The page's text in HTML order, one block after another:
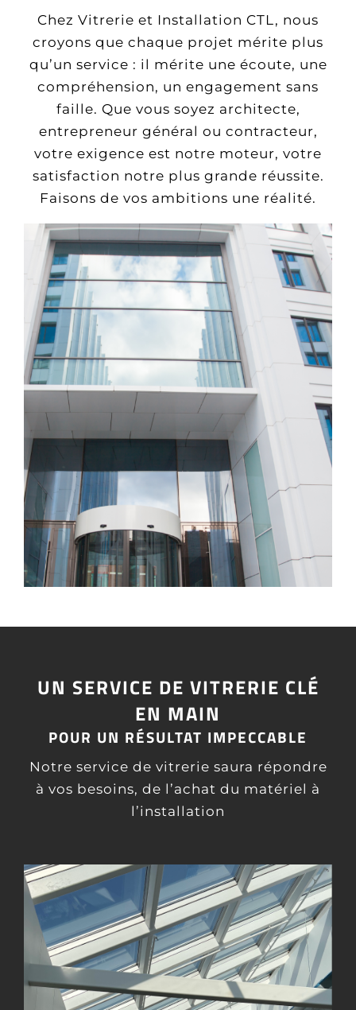
Chez Vitrerie et Installation CTL, nous
croyons que chaque projet mérite plus
qu’un service : il mérite une écoute, une
compréhension, un engagement sans
faille. Que vous soyez architecte,
entrepreneur général ou contracteur,
votre exigence est notre moteur, votre
satisfaction notre plus grande réussite.
Faisons de vos ambitions une réalité.
UN SERVICE DE VITRERIE CLÉ
EN MAIN
POUR UN RÉSULTAT IMPECCABLE
Notre service de vitrerie saura répondre
à vos besoins, de l’achat du matériel à
l’installation